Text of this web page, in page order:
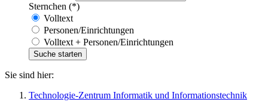
Sternchen (*)
Volltext
Personen/Einrichtungen
Volltext + Personen/Einrichtungen
Sie sind hier:
Technologie-Zentrum Informatik und Informationstechnik